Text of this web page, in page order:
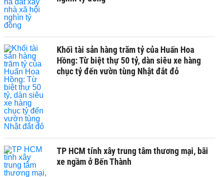
Khối tài sản hàng trăm tỷ của Huấn Hoa
Hồng: Từ biệt thự 50 tỷ, dàn siêu xe hàng
chục tỷ đến vườn tùng Nhật đắt đỏ
TP HCM tính xây trung tâm thương mại, bãi
xe ngầm ở Bến Thành